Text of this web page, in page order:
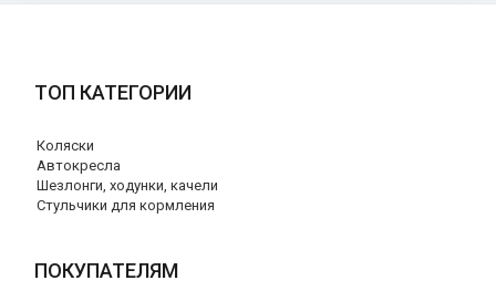
ТОП КАТЕГОРИИ
Коляски
Автокресла
Шезлонги, ходунки, качели
Стульчики для кормления
ПОКУПАТЕЛЯМ